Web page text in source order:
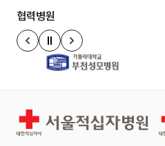
협력병원
이전 슬라이드
정지
다음 슬라이드
서울적십자병원